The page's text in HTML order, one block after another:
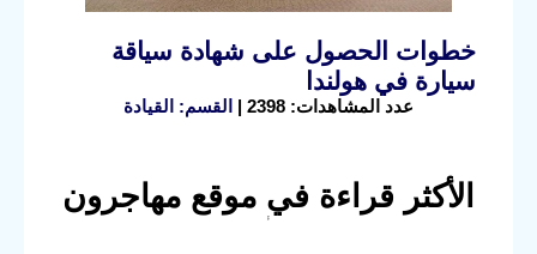
خطوات الحصول على شهادة سياقة
سيارة في هولندا
عدد المشاهدات: 2398 | القسم: القيادة
الأكثر قراءة في موقع مهاجرون